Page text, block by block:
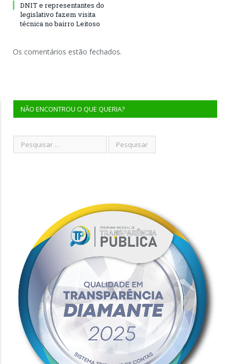
DNIT e representantes do
legislativo fazem visita
técnica no bairro Leitoso
Os comentários estão fechados.
NÃO ENCONTROU O QUE QUERIA?